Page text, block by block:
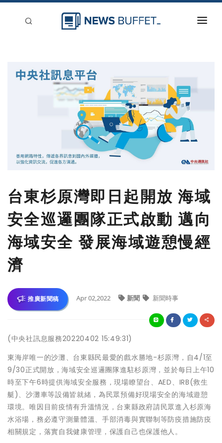
台東杉原灣即日起開放 海域
安全巡邏團隊正式啟動 邁向
海域安全 發展海域遊憩慢經
濟
推廣新聞稿 Apr 02,2022 新聞 新聞時事
(中央社訊息服務20220402 15:49:31)
東海岸唯一的沙灘、台東縣民最愛的戲水勝地-杉原灣，自4/1至
9/30正式開放，海域安全巡邏團隊進駐杉原灣，並於每日上午10
時至下午6時提供海域安全服務，現場瞭望台、AED、IRB(救生
艇)、沙灘車等設備皆就緒，為民眾預備好現場安全的海域遊憩
環境。唯因目前疫情有升溫情況，台東縣政府請民眾進入杉原海
水浴場，務必遵守測量體溫、手部消毒與實聯制等防疫措施防疫
相關規定，落實自我健康管理，保護自己也保護他人。